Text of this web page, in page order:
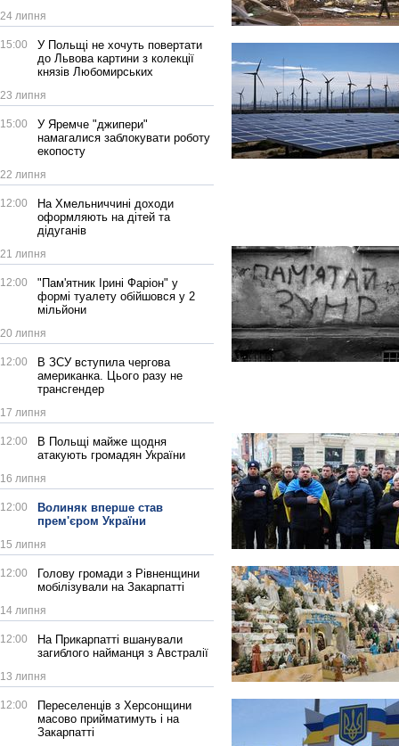
24 липня
15:00
У Польщі не хочуть повертати
до Львова картини з колекції
князів Любомирських
23 липня
15:00
У Яремче "джипери"
намагалися заблокувати роботу
екопосту
22 липня
12:00
На Хмельниччині доходи
оформляють на дітей та
дідуганів
21 липня
12:00
"Пам'ятник Ірині Фаріон" у
формі туалету обійшовся у 2
мільйони
20 липня
12:00
В ЗСУ вступила чергова
американка. Цього разу не
трансгендер
17 липня
12:00
В Польщі майже щодня
атакують громадян України
16 липня
12:00
Волиняк вперше став
прем'єром України
15 липня
12:00
Голову громади з Рівненщини
мобілізували на Закарпатті
14 липня
12:00
На Прикарпатті вшанували
загиблого найманця з Австралії
13 липня
12:00
Переселенців з Херсонщини
масово прийматимуть і на
Закарпатті